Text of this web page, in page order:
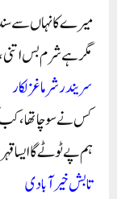
میرے کانہاں سے
مگر ہے شرم بس
سریندر شرما غزلکار
کس نے سوچا تھا،
ہم پے ٹوٹے گا ایسا قہر
تابش خیرآبادی